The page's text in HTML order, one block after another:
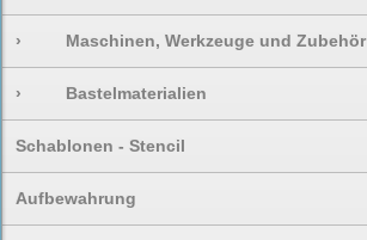
› Maschinen, Werkzeuge und Zubehör
› Bastelmaterialien
Schablonen - Stencil
Aufbewahrung